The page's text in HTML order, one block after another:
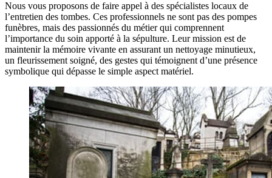
Nous vous proposons de faire appel à des spécialistes locaux de
l’entretien des tombes. Ces professionnels ne sont pas des pompes
funèbres, mais des passionnés du métier qui comprennent
l’importance du soin apporté à la sépulture. Leur mission est de
maintenir la mémoire vivante en assurant un nettoyage minutieux,
un fleurissement soigné, des gestes qui témoignent d’une présence
symbolique qui dépasse le simple aspect matériel.